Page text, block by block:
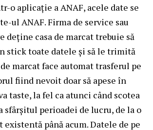
o aplicație a ANAF, acele date se
ul ANAF. Firma de service sau
deține casa de marcat trebuie să
stick toate datele și să le trimită
de marcat face automat trasferul pe
fiind nevoit doar să apese în
taste, la fel ca atunci când scotea
sfârșitul perioadei de lucru, de la o
existentă până acum. Datele de pe